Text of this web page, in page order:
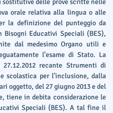
sostitutive delle prove scritte nelle
orale relativa alla lingua o alle
la definizione del punteggio da
Educativi Speciali (BES),
dal medesimo Organo utili e
l’esame di Stato. La
recante Strumenti di
scolastica per l’inclusione, dalla
oggetto, del 27 giugno 2013 e del
tiene in debita considerazione le
Speciali (BES). A tal fine il